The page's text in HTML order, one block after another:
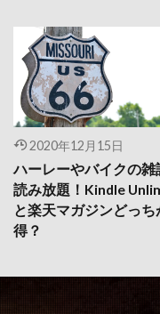
2020年12月15日
ハーレーやバイクの雑
読み放題！Kindle
と楽天マガジンどっち
得？